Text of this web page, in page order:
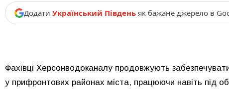
Додати Український Південь як бажане джерело в
Фахівці Херсонводоканалу продовжують
у прифронтових районах міста, працюючи навіть під